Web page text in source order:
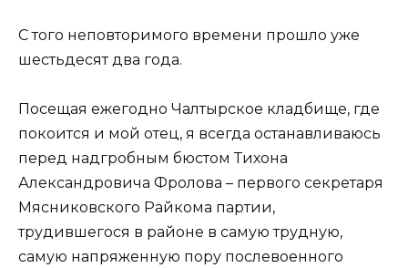
С того неповторимого времени прошло уже
шестьдесят два года.
Посещая ежегодно Чалтырское кладбище, где
покоится и мой отец, я всегда останавливаюсь
перед надгробным бюстом Тихона
Александровича Фролова – первого секретаря
Мясниковского Райкома партии,
трудившегося в районе в самую трудную,
самую напряженную пору послевоенного